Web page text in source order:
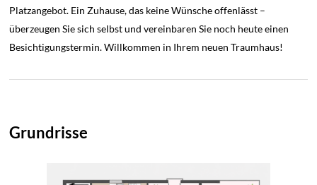
Platzangebot. Ein Zuhause, das keine Wünsche offenlässt –
überzeugen Sie sich selbst und vereinbaren Sie noch heute einen
Besichtigungstermin. Willkommen in Ihrem neuen Traumhaus!
Grundrisse